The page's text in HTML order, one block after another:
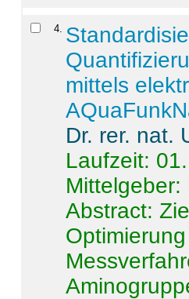
4
mittels
Dr. rer. nat.
Laufzeit:
Abstract: